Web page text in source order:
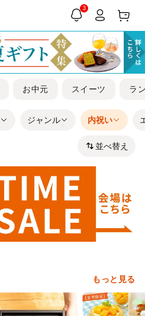
3
お中元 スイーツ ラ
ジャンル 内祝い
並べ替え
もっと見る